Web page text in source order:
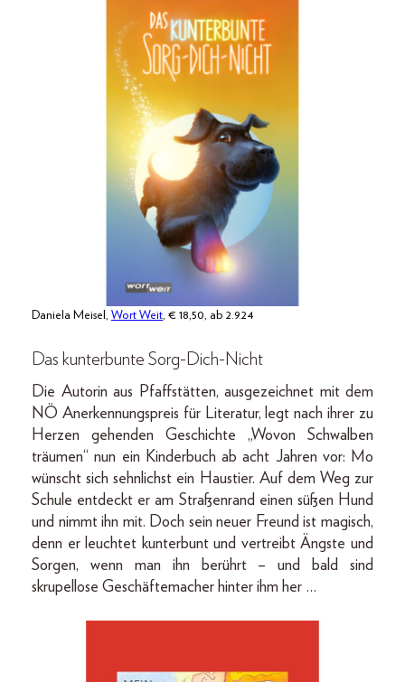
Daniela Meisel, Wort Weit, € 18,50, ab 2.9.24
Das kunterbunte Sorg-Dich-Nicht
Die Autorin aus Pfaffstätten, ausgezeichnet mit dem
NÖ Anerkennungspreis für Literatur, legt nach ihrer zu
Herzen gehenden Geschichte „Wovon Schwalben
träumen“ nun ein Kinderbuch ab acht Jahren vor: Mo
wünscht sich sehnlichst ein Haustier. Auf dem Weg zur
Schule entdeckt er am Straßenrand einen süßen Hund
und nimmt ihn mit. Doch sein neuer Freund ist magisch,
denn er leuchtet kunterbunt und vertreibt Ängste und
Sorgen, wenn man ihn berührt – und bald sind
skrupellose Geschäftemacher hinter ihm her …